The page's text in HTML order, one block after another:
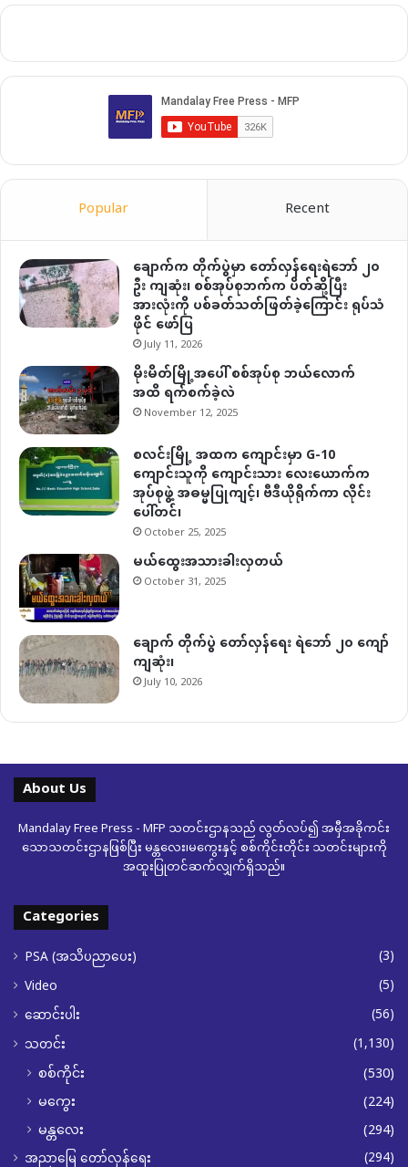
Popular Recent
ချောက်က တိုက်ပွဲမှာ တော်လှန်ရေးရဲဘော် ၂၀
ဦး ကျဆုံး၊ စစ်အုပ်စုဘက်က ပိတ်ဆို့ပြီး
အားလုံးကို ပစ်ခတ်သတ်ဖြတ်ခဲ့ကြောင်း ရုပ်သံ
ဖိုင် ဖော်ပြ
July 11, 2026
မိုးမိတ်မြို့အပေါ် စစ်အုပ်စု ဘယ်လောက်
အထိ ရက်စက်ခဲ့လဲ
November 12, 2025
စလင်းမြို့ အထက ကျောင်းမှာ G-10
ကျောင်းသူကို ကျောင်းသား လေးယောက်က
အုပ်စုဖွဲ့ အဓမ္မပြုကျင့်၊ ဗီဒီယိုရိုက်ကာ လိုင်း
ပေါ်တင်၊
October 25, 2025
မယ်ထွေးအသားခါးလှတယ်
October 31, 2025
ချောက် တိုက်ပွဲ တော်လှန်ရေး ရဲဘော် ၂၀ ကျော်
ကျဆုံး၊
July 10, 2026
About Us
Mandalay Free Press - MFP သတင်းဌာနသည် လွတ်လပ်၍ အမှီအခိုကင်း
သောသတင်းဌာနဖြစ်ပြီး မန္တလေး၊မကွေးနှင့် စစ်ကိုင်းတိုင်း သတင်းများကို
အထူးပြုတင်ဆက်လျှက်ရှိသည်။
Categories
PSA (အသိပညာပေး)
(3)
Video
(5)
ဆောင်းပါး
(56)
သတင်း
(1,130)
စစ်ကိုင်း
(530)
မကွေး
(224)
မန္တလေး
(294)
အညာမြေ တော်လှန်ရေး (294)